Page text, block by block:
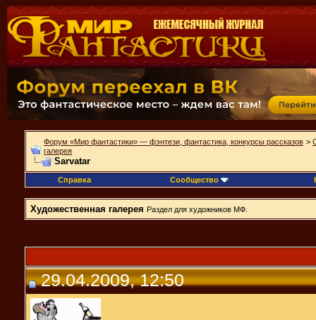
Форум «Мир фантастики» — фэнтези, фантастика, конкурсы рассказов >
галерея
Sarvatar
Справка Сообщество
Художественная галерея Раздел для художников МФ.
29.04.2009, 12:50